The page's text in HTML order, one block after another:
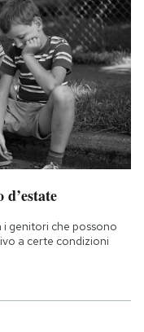
genitori che possono
a certe condizioni